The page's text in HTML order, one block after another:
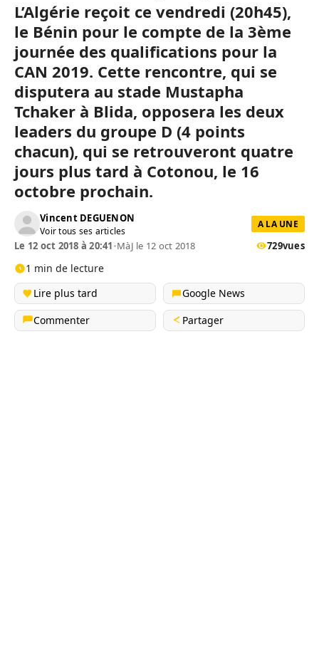
L’Algérie reçoit ce vendredi (20h45),
le Bénin pour le compte de la 3ème
journée des qualifications pour la
CAN 2019. Cette rencontre, qui se
disputera au stade Mustapha
Tchaker à Blida, opposera les deux
leaders du groupe D (4 points
chacun), qui se retrouveront quatre
jours plus tard à Cotonou, le 16
octobre prochain.
Vincent DEGUENON
Voir tous ses articles
A LA UNE
Le 12 oct 2018 à 20:41•MàJ le 12 oct 2018 729vues
1 min de lecture
Lire plus tard
Google News
Commenter
Partager